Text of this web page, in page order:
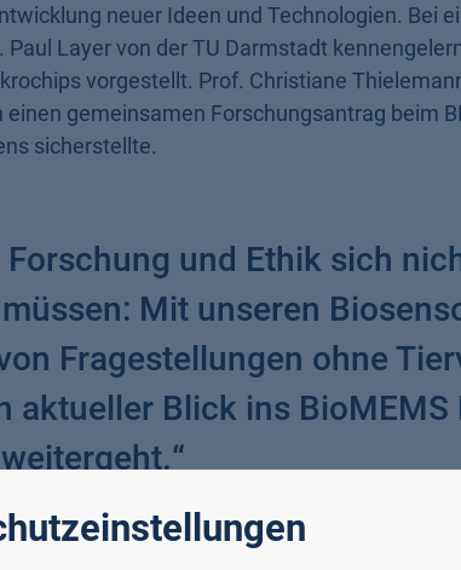
neuer Ideen und Technologien. Bei
Layer von der TU Darmstadt
vorgestellt. Prof. Christiane
gemeinsamen Forschungsantrag beim
sicherstellte.
und Ethik sich
Mit unseren
Fragestellungen ohne
aktueller Blick ins BioMEMS
“